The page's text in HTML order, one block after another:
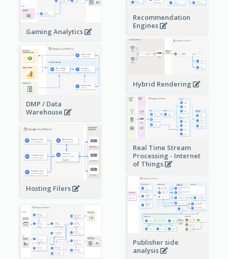
Gaming Analytics
Recommendation
Engines
Hybrid Rendering
DMP / Data
Warehouse
Real Time Stream
Processing - Internet
of Things
Hosting Filers
Publisher side
analysis